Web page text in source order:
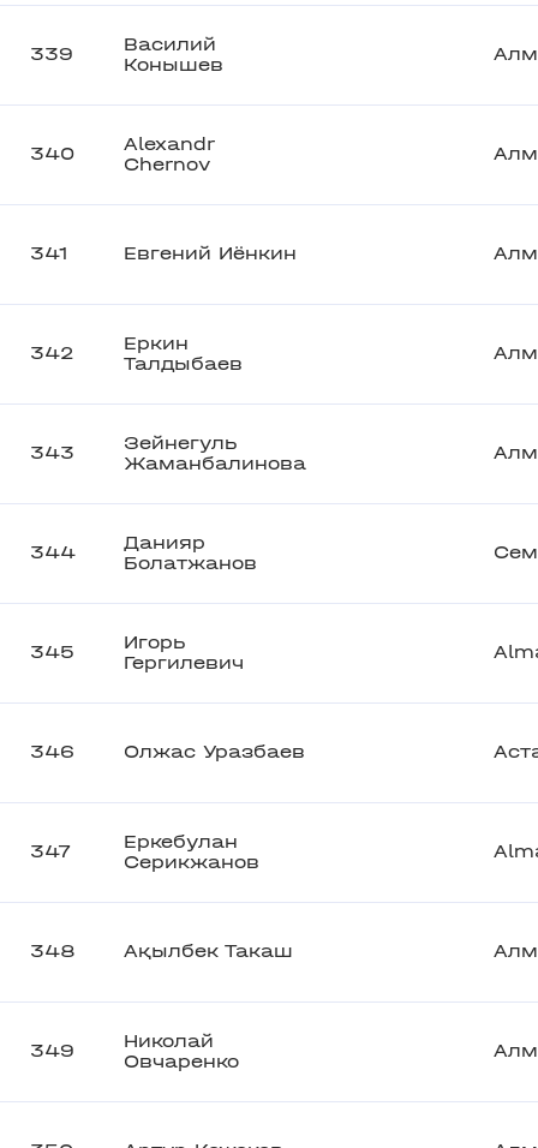
339
Василий
Конышев
340
Alexandr
Chernov
341 Евгений Иёнкин
342
Еркин
Талдыбаев
343
Зейнегуль
Жаманбалинова
344
Данияр
Болатжанов
345
Игорь
Гергилевич
346 Олжас Уразбаев
347
Еркебулан
Серикжанов
348 Ақылбек Такаш
349
Николай
Овчаренко